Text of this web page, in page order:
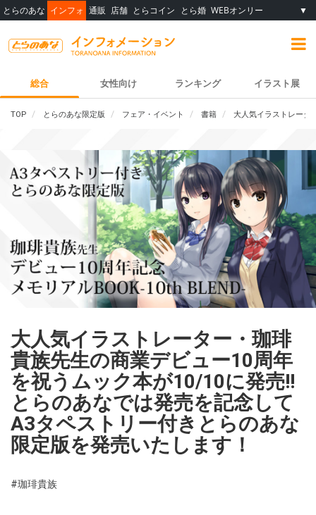
とらのあな インフォ 通販 店舗 とらコイン とら婚 WEBオンリー ▼
総合 女性向け ランキング イラスト展
TOP とらのあな限定版 フェア・イベント 書籍 大人気イラストレータ
大人気イラストレーター・珈琲
貴族先生の商業デビュー10周年
を祝うムック本が10/10に発売!!
とらのあなでは発売を記念して
A3タペストリー付きとらのあな
限定版を発売いたします！
#珈琲貴族